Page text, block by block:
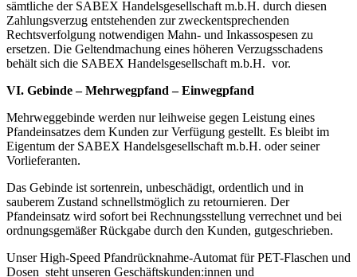
sämtliche der SABEX Handelsgesellschaft m.b.H. durch diesen
Zahlungsverzug entstehenden zur zweckentsprechenden
Rechtsverfolgung notwendigen Mahn- und Inkassospesen zu
ersetzen. Die Geltendmachung eines höheren Verzugsschadens
behält sich die SABEX Handelsgesellschaft m.b.H. vor.
VI. Gebinde – Mehrwegpfand – Einwegpfand
Mehrweggebinde werden nur leihweise gegen Leistung eines
Pfandeinsatzes dem Kunden zur Verfügung gestellt. Es bleibt im
Eigentum der SABEX Handelsgesellschaft m.b.H. oder seiner
Vorlieferanten.
Das Gebinde ist sortenrein, unbeschädigt, ordentlich und in
sauberem Zustand schnellstmöglich zu retournieren. Der
Pfandeinsatz wird sofort bei Rechnungsstellung verrechnet und bei
ordnungsgemäßer Rückgabe durch den Kunden, gutgeschrieben.
Unser High-Speed Pfandrücknahme-Automat für PET-Flaschen und
Dosen steht unseren Geschäftskunden:innen und